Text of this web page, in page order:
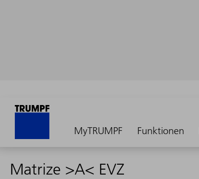
MyTRUMPF Funktionen
Matrize >A< EVZ